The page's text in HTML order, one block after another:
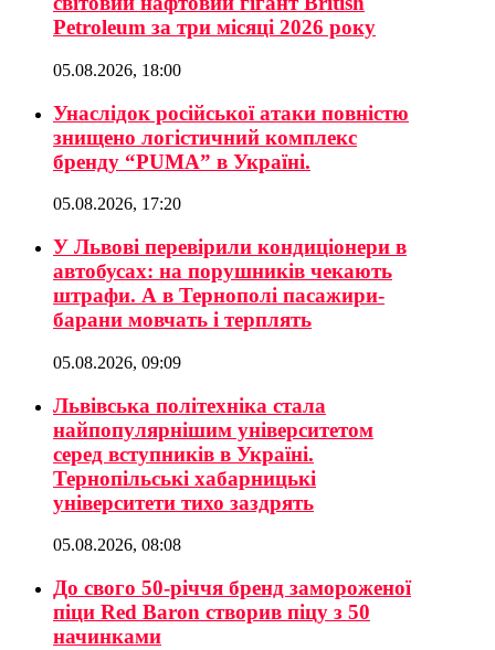
Petroleum за три місяці 2026 року
05.08.2026, 18:00
Унаслідок російської атаки повністю
знищено логістичний комплекс
бренду “PUMA” в Україні.
05.08.2026, 17:20
У Львові перевірили кондиціонери в
автобусах: на порушників чекають
штрафи. А в Тернополі пасажири-
барани мовчать і терплять
05.08.2026, 09:09
Львівська політехніка стала
найпопулярнішим університетом
серед вступників в Україні.
Тернопільські хабарницькі
університети тихо заздрять
05.08.2026, 08:08
До свого 50-річчя бренд замороженої
піци Red Baron створив піцу з 50
начинками